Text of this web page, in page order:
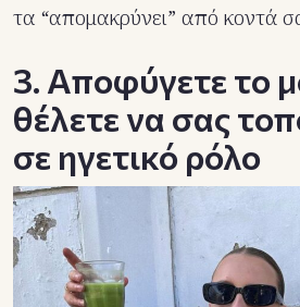
τα “απομακρύνει” από κοντά
3. Αποφύγετε το
θέλετε να σας
σε ηγετικό ρόλο